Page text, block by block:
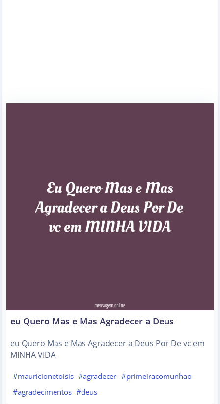
eu Quero Mas e Mas Agradecer a Deus
eu Quero Mas e Mas Agradecer a Deus Por De vc em
MINHA VIDA
#mauricionetoisis #agradecer #primeiracomunhao
#agradecimentos #deus